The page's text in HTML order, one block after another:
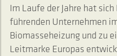
Im Laufe der Jahre hat
führenden Unternehmen
Biomasseheizung und zu
Leitmarke Europas